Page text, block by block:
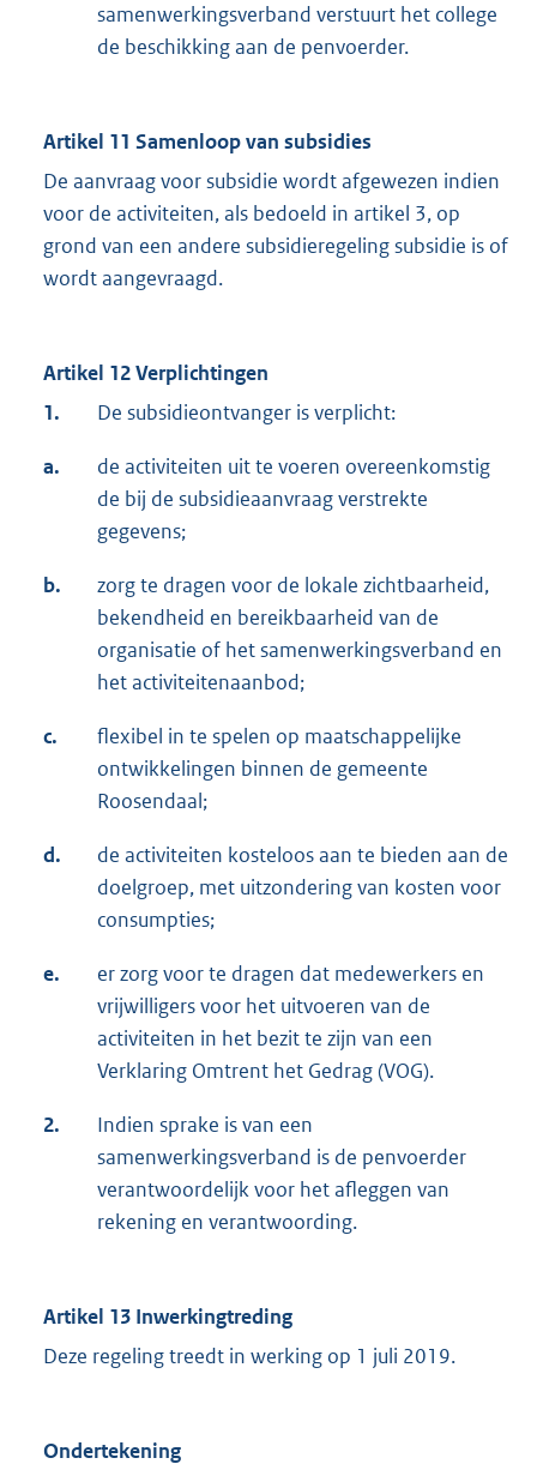
samenwerkingsverband verstuurt het college
de beschikking aan de penvoerder.
Artikel 11 Samenloop van subsidies
De aanvraag voor subsidie wordt afgewezen indien
voor de activiteiten, als bedoeld in artikel 3, op
grond van een andere subsidieregeling subsidie is of
wordt aangevraagd.
Artikel 12 Verplichtingen
1.
De subsidieontvanger is verplicht:
a.
de activiteiten uit te voeren overeenkomstig
de bij de subsidieaanvraag verstrekte
gegevens;
b.
zorg te dragen voor de lokale zichtbaarheid,
bekendheid en bereikbaarheid van de
organisatie of het samenwerkingsverband en
het activiteitenaanbod;
c.
flexibel in te spelen op maatschappelijke
ontwikkelingen binnen de gemeente
Roosendaal;
d.
de activiteiten kosteloos aan te bieden aan de
doelgroep, met uitzondering van kosten voor
consumpties;
e.
er zorg voor te dragen dat medewerkers en
vrijwilligers voor het uitvoeren van de
activiteiten in het bezit te zijn van een
Verklaring Omtrent het Gedrag (VOG).
2.
Indien sprake is van een
samenwerkingsverband is de penvoerder
verantwoordelijk voor het afleggen van
rekening en verantwoording.
Artikel 13 Inwerkingtreding
Deze regeling treedt in werking op 1 juli 2019.
Ondertekening